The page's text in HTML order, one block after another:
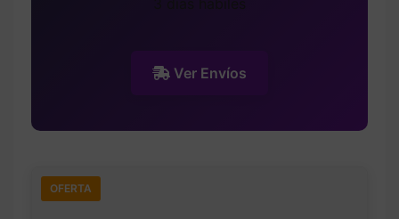
Ver Envíos
OFERTA